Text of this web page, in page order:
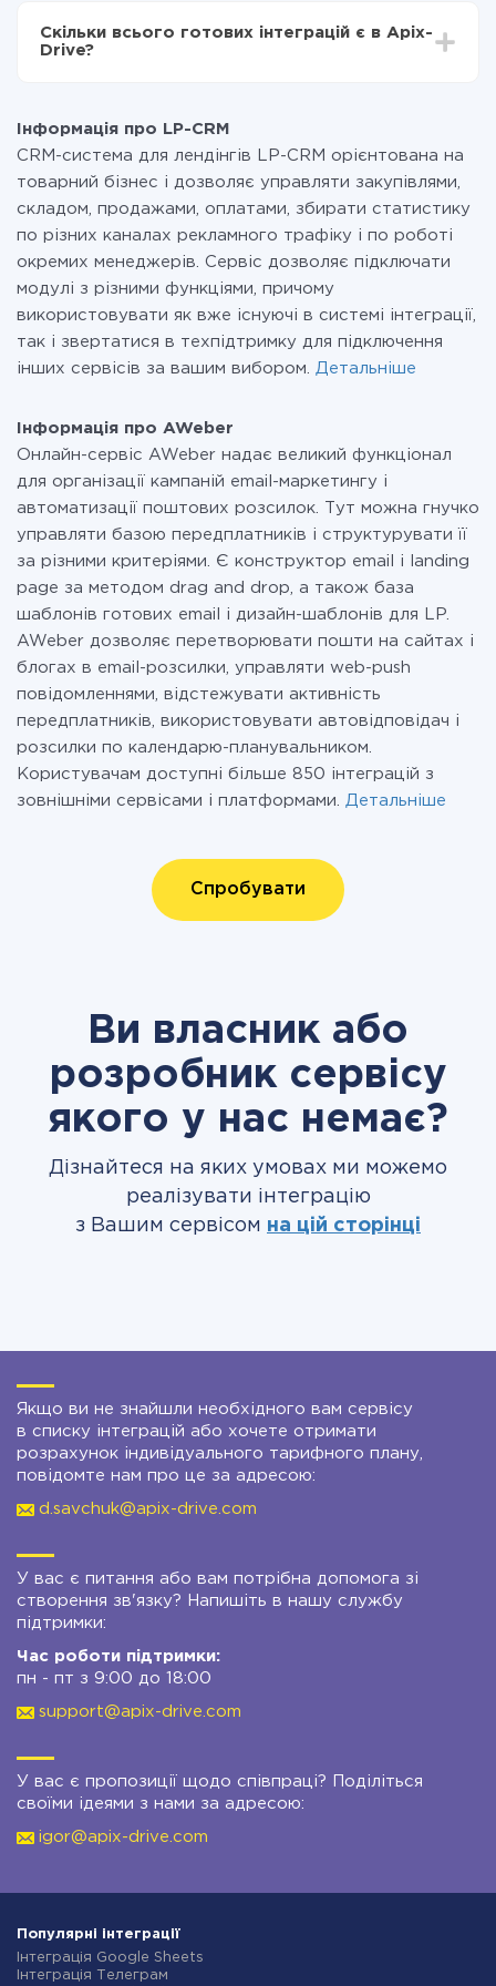
Ви оплачуєте лише кількість даних, які за фактом
передаються з однієї вашої системи в іншу через
при необхідності. Детальніше про
Скільки всього готових інтеграцій є в Apix-
Drive?
Інформація про LP-CRM
CRM-система для лендінгів LP-CRM орієнтована на
товарний бізнес і дозволяє управляти закупівлями,
складом, продажами, оплатами, збирати статистику
по різних каналах рекламного трафіку і по роботі
окремих менеджерів. Сервіс дозволяє підключати
модулі з різними функціями, причому
використовувати як вже існуючі в системі інтеграції,
так і звертатися в техпідтримку для підключення
інших сервісів за вашим вибором. Детальніше
Інформація про AWeber
Онлайн-сервіс AWeber надає великий функціонал
для організації кампаній email-маркетингу і
автоматизації поштових розсилок. Тут можна гнучко
управляти базою передплатників і структурувати її
за різними критеріями. Є конструктор email і landing
page за методом drag and drop, а також база
шаблонів готових email і дизайн-шаблонів для LP.
AWeber дозволяє перетворювати пошти на сайтах і
блогах в email-розсилки, управляти web-push
повідомленнями, відстежувати активність
передплатників, використовувати автовідповідач і
розсилки по календарю-планувальником.
Користувачам доступні більше 850 інтеграцій з
зовнішніми сервісами і платформами. Детальніше
Спробувати
Ви власник або
розробник сервісу
якого у нас немає?
Дізнайтеся на яких умовах ми можемо
реалізувати інтеграцію
з Вашим сервісом на цій сторінці
Якщо ви не знайшли необхідного вам сервісу
в списку інтеграцій або хочете отримати
розрахунок індивідуального тарифного плану,
повідомте нам про це за адресою:
d.savchuk@apix-drive.com
У вас є питання або вам потрібна допомога зі
створення зв'язку? Напишіть в нашу службу
підтримки:
Час роботи підтримки:
пн - пт з 9:00 до 18:00
support@apix-drive.com
У вас є пропозиції щодо співпраці? Поділіться
своїми ідеями з нами за адресою:
igor@apix-drive.com
Популярні інтеграції
Інтеграція Google Sheets
Інтеграція Телеграм